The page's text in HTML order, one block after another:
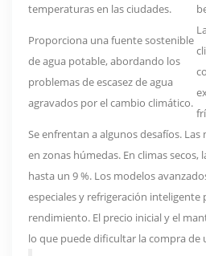
temperaturas en las ciudades.
Proporciona una fuente sostenible
de agua potable, abordando los
problemas de escasez de agua
agravados por el cambio climático.
Se enfrentan a algunos desafíos.
en zonas húmedas. En climas secos,
hasta un 9 %. Los modelos
especiales y refrigeración inteligente
rendimiento. El precio inicial y el
lo que puede dificultar la compra de